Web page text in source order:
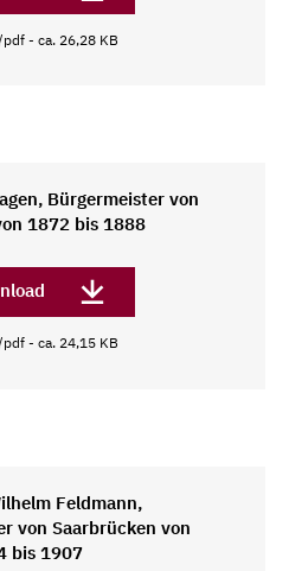
- ca. 26,28 KB
Bürgermeister von
1872 bis 1888
- ca. 24,15 KB
Feldmann,
von Saarbrücken von
bis 1907